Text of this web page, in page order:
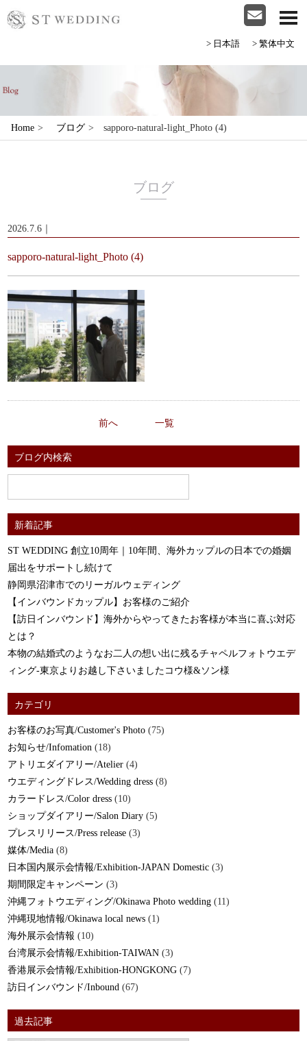
>日本語 >繁体中文
Home > ブログ > sapporo-natural-light_Photo (4)
ブログ
2026.7.6｜
sapporo-natural-light_Photo (4)
前へ 一覧
ブログ内検索
新着記事
ST WEDDING 創立10周年｜10年間、海外カップルの日本での婚姻
届出をサポートし続けて
静岡県沼津市でのリーガルウェディング
【インバウンドカップル】お客様のご紹介
【訪日インバウンド】海外からやってきたお客様が本当に喜ぶ対応
とは？
本物の結婚式のようなお二人の想い出に残るチャペルフォトウエデ
ィング-東京よりお越し下さいましたコウ様&ソン様
カテゴリ
お客様のお写真/Customer's Photo (75)
お知らせ/Infomation (18)
アトリエダイアリー/Atelier (4)
ウエディングドレス/Wedding dress (8)
カラードレス/Color dress (10)
ショップダイアリー/Salon Diary (5)
プレスリリース/Press release (3)
媒体/Media (8)
日本国内展示会情報/Exhibition-JAPAN Domestic (3)
期間限定キャンペーン (3)
沖縄フォトウエディング/Okinawa Photo wedding (11)
沖縄現地情報/Okinawa local news (1)
海外展示会情報 (10)
台湾展示会情報/Exhibition-TAIWAN (3)
香港展示会情報/Exhibition-HONGKONG (7)
訪日インバウンド/Inbound (67)
過去記事